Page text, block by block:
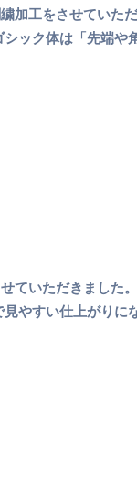
加工をさせていた
ック体は「先端や
ていただきました
やすい仕上がりに